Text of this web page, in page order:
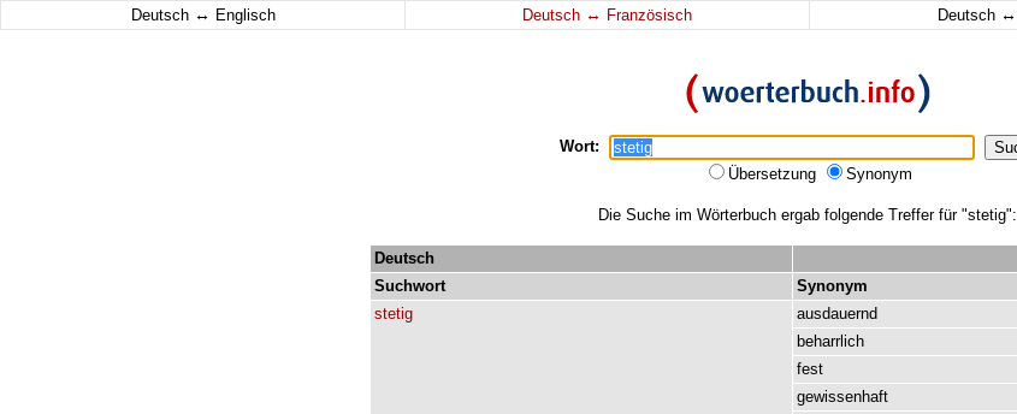
Deutsch ↔ Englisch Deutsch ↔ Französisch Deutsch ↔
Wort:
Übersetzung
Synonym
Die Suche im Wörterbuch ergab folgende Treffer für "stetig":
Deutsch
Suchwort
Synonym
stetig
ausdauernd
beharrlich
fest
gewissenhaft